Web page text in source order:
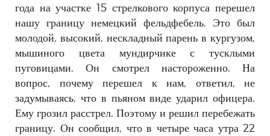
года на участке 15 стрелкового корпуса перешел
нашу границу немецкий фельдфебель. Это был
молодой, высокий, нескладный парень в кургузом,
мышиного цвета мундирчике с тусклыми
пуговицами. Он смотрел настороженно. На
вопрос, почему перешел к нам, ответил, не
задумываясь, что в пьяном виде ударил офицера.
Ему грозил расстрел. Поэтому и решил перебежать
границу. Он сообщил, что в четыре часа утра 22